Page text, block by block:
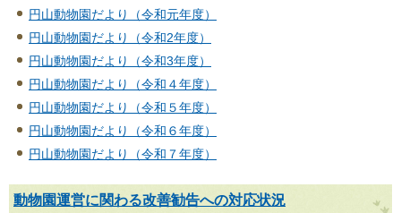
円山動物園だより（令和元年度）
円山動物園だより（令和2年度）
円山動物園だより（令和3年度）
円山動物園だより（令和４年度）
円山動物園だより（令和５年度）
円山動物園だより（令和６年度）
円山動物園だより（令和７年度）
動物園運営に関わる改善勧告への対応状況